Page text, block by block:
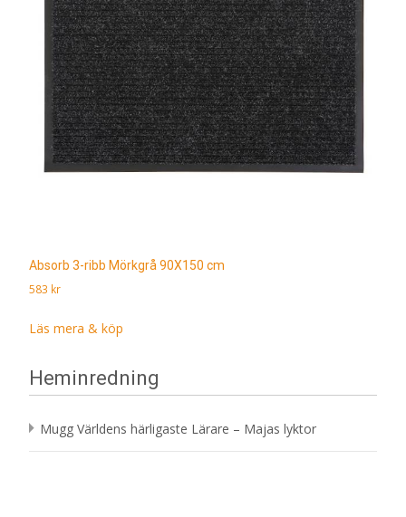
Absorb 3-ribb Mörkgrå 90X150 cm
583 kr
Läs mera & köp
Heminredning
Mugg Världens härligaste Lärare – Majas lyktor